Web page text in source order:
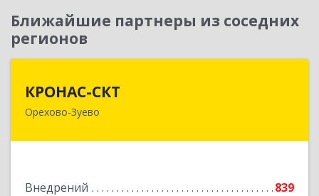
Ближайшие партнеры из соседних
регионов
КРОНАС-СКТ
Орехово-Зуево
Внедрений
839
142600, Московская обл, Орехово-Зуево г,